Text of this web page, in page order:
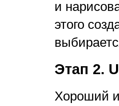
и
этого
Этап 2.
Хороший